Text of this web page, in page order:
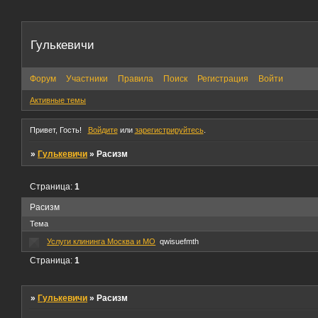
Гулькевичи
Форум Участники Правила Поиск Регистрация Войти
Активные темы
Привет, Гость! Войдитеили зарегистрируйтесь.
»Гулькевичи »Расизм
Расизм
Страница:1
Тема
Услуги клининга Москва и МО qwisuefmth
Страница:1
»Гулькевичи »Расизм